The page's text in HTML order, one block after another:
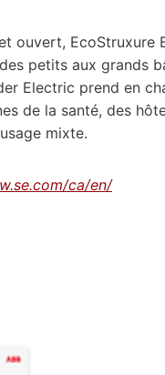
ouvert,
petits aux grands
Electric prend en
de la santé, des
mixte.
ca/en/